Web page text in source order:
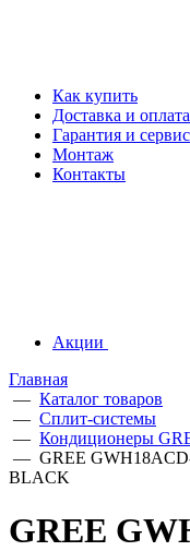
Как купить
Доставка и оплата
Гарантия и сервис
Монтаж
Контакты
Акции
Главная
— Каталог товаров
— Сплит-системы
— Кондиционеры
— GREE
BLACK
GREE